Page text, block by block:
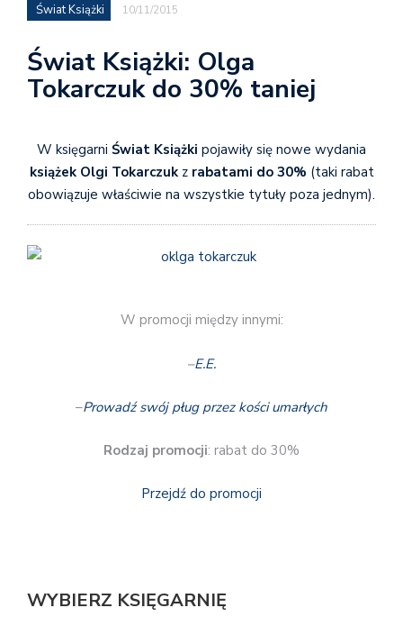
Świat Książki 10/11/2015
Świat Książki: Olga
Tokarczuk do 30% taniej
W księgarni Świat Książki pojawiły się nowe wydania
książek Olgi Tokarczukz rabatami do 30% (taki rabat
obowiązuje właściwie na wszystkie tytuły poza jednym).
W promocji między innymi:
–E.E.
–Prowadź swój pług przez kości umarłych
Rodzaj promocji: rabat do 30%
Przejdź do promocji
WYBIERZ KSIĘGARNIĘ